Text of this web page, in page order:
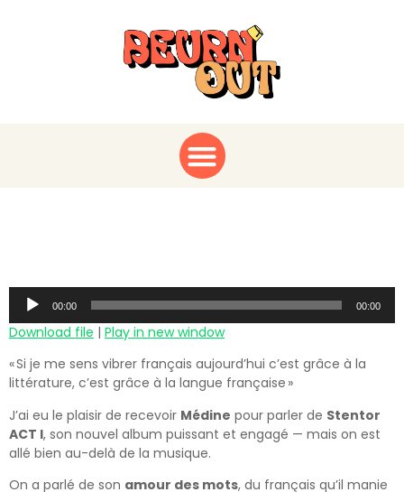
Audio
Player
00:00 00:00
Download file | Play in new window
« Si je me sens vibrer français aujourd’hui c’est grâce à la
littérature, c’est grâce à la langue française »
J’ai eu le plaisir de recevoir Médine pour parler de Stentor
ACT I, son nouvel album puissant et engagé — mais on est
allé bien au-delà de la musique.
On a parlé de son amour des mots, du français qu’il manie